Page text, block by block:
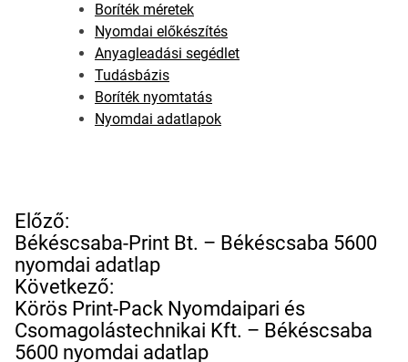
Boríték méretek
Nyomdai előkészítés
Anyagleadási segédlet
Tudásbázis
Boríték nyomtatás
Nyomdai adatlapok
B
e
j
e
g
y
z
Előző:
Békéscsaba-Print Bt. – Békéscsaba 5600
nyomdai adatlap
Következő:
Körös Print-Pack Nyomdaipari és
Csomagolástechnikai Kft. – Békéscsaba
5600 nyomdai adatlap